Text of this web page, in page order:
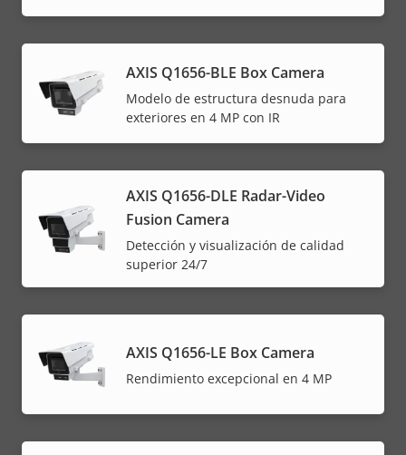
AXIS Q1656-BLE Box Camera
Modelo de estructura desnuda para
exteriores en 4 MP con IR
AXIS Q1656-DLE Radar-Video
Fusion Camera
Detección y visualización de calidad
superior 24/7
AXIS Q1656-LE Box Camera
Rendimiento excepcional en 4 MP